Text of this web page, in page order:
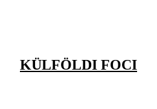
KÜLFÖLDI FOCI